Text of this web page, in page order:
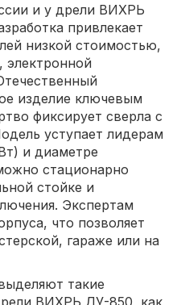
и у дрели ВИХРЬ
привлекает
низкой стоимостью,
электронной
изделие ключевым
фиксирует сверла с
уступает лидерам
и диаметре
стационарно
стойке и
Экспертам
что позволяет
гараже или на
такие
ВИХРЬ ДУ-850, как